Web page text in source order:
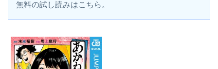
無料の試し読みはこちら。